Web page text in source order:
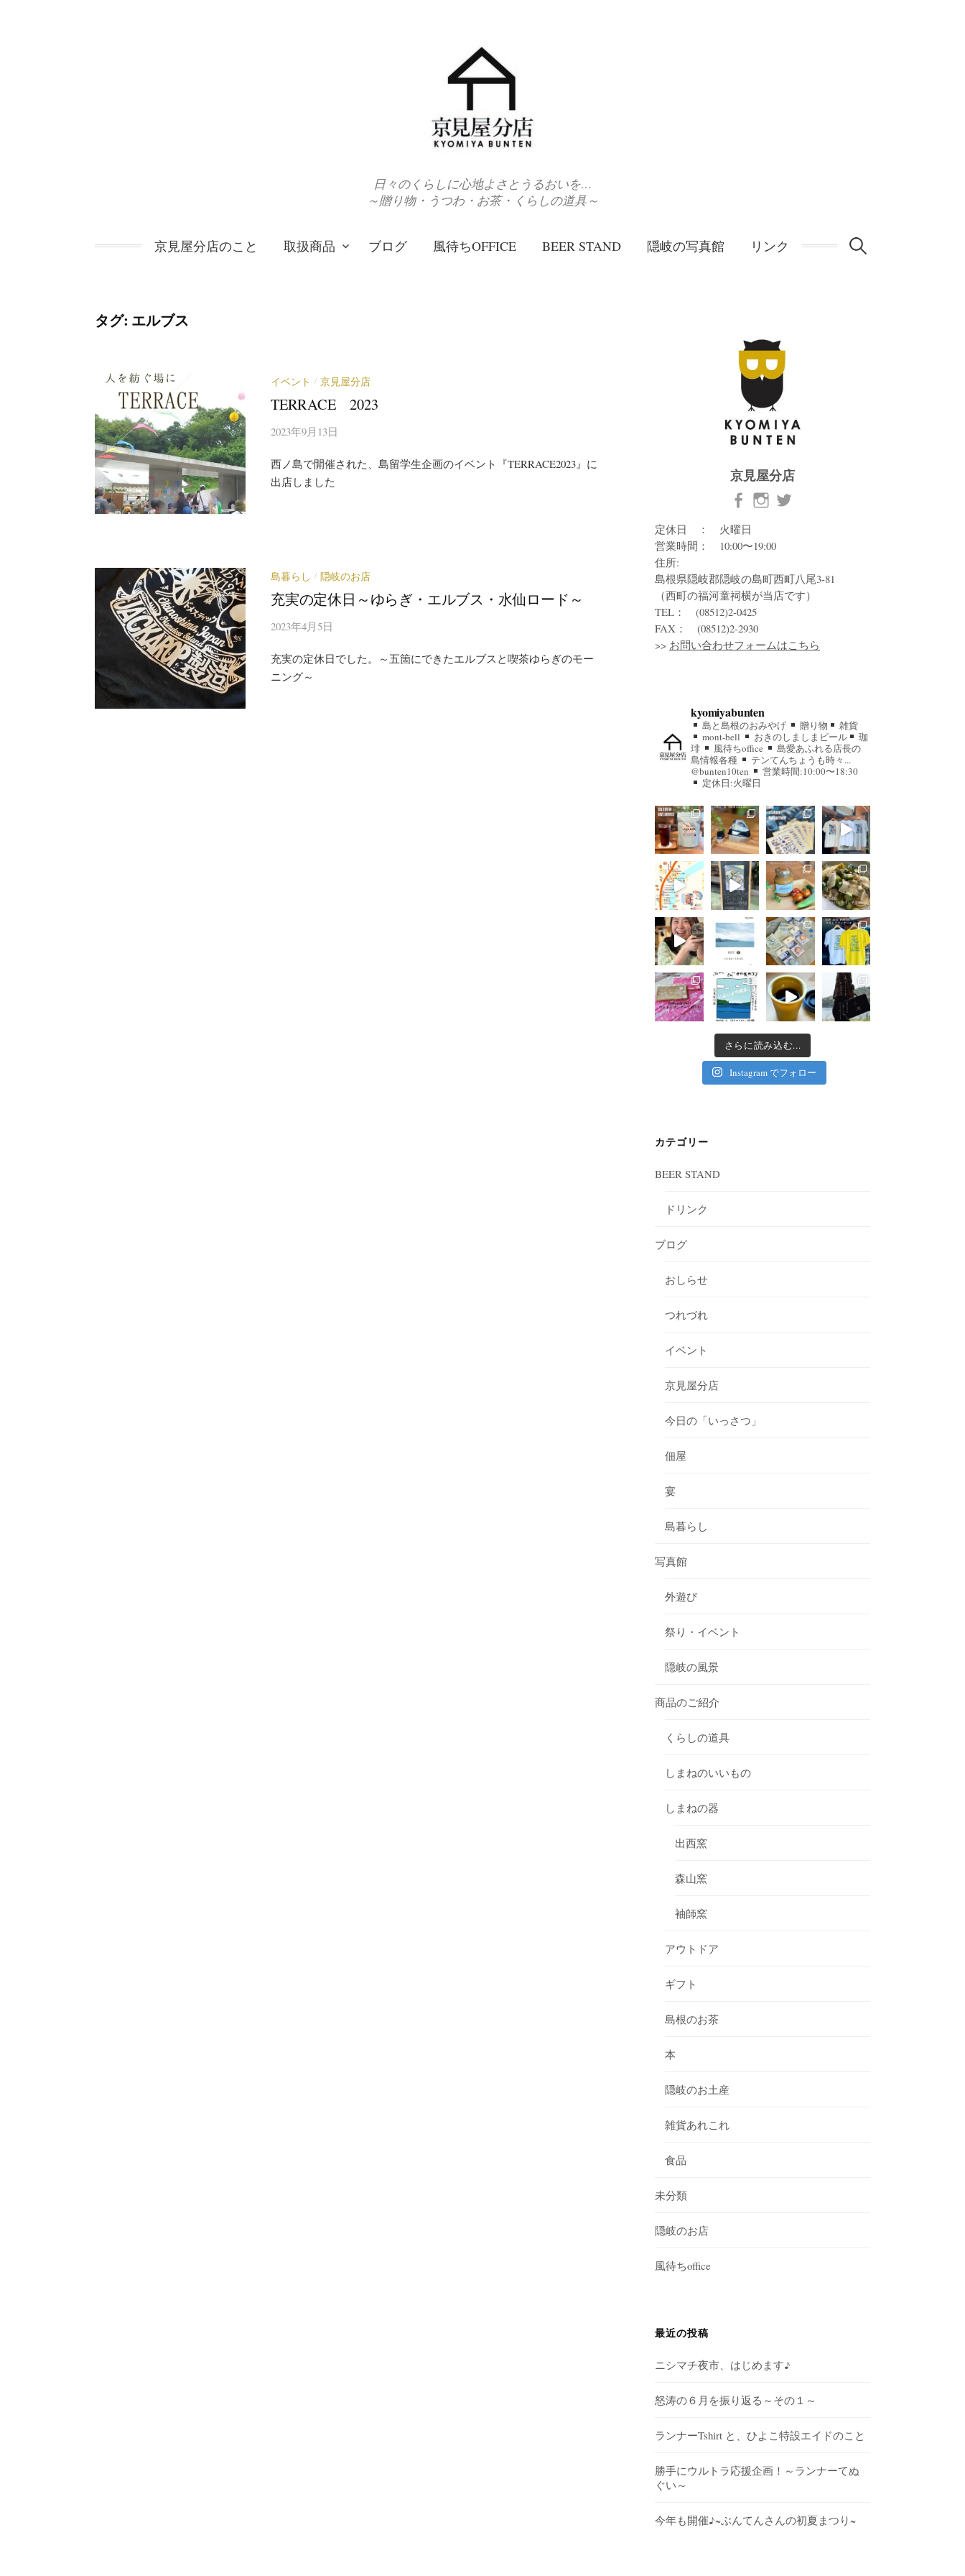
日々のくらしに心地よさとうるおいを…
～贈り物・うつわ・お茶・くらしの道具～
京見屋分店のこと 取扱商品 ブログ 風待ちOFFICE BEER STAND 隠岐の写真館 リンク 検
タグ: エルブス
イベント / 京見屋分店
TERRACE 2023
2023年9月13日
西ノ島で開催された、島留学生企画のイベント『TERRACE2023』に
出店しました
島暮らし / 隠岐のお店
充実の定休日～ゆらぎ・エルブス・水仙ロード～
2023年4月5日
充実の定休日でした。～五箇にできたエルブスと喫茶ゆらぎのモー
ニング～
京見屋分店
定休日 ： 火曜日
営業時間： 10:00〜19:00
住所:
島根県隠岐郡隠岐の島町西町八尾3-81
（西町の福河童祠横が当店です）
TEL： (08512)2-0425
FAX： (08512)2-2930
>> お問い合わせフォームはこちら
kyomiyabunten
島と島根のおみやげ 贈り物
雑貨
mont-bell
おきのしましまビール
珈
琲
風待ちoffice
島愛あふれる店長の
島情報各種
テンてんちょうも時々...
@bunten10ten
営業時間:10:00〜18:30
定休日:火曜日
さらに読み込む...
Instagram でフォロー
カテゴリー
BEER STAND
ドリンク
ブログ
おしらせ
つれづれ
イベント
京見屋分店
今日の「いっさつ」
佃屋
宴
島暮らし
写真館
外遊び
祭り・イベント
隠岐の風景
商品のご紹介
くらしの道具
しまねのいいもの
しまねの器
出西窯
森山窯
袖師窯
アウトドア
ギフト
島根のお茶
本
隠岐のお土産
雑貨あれこれ
食品
未分類
隠岐のお店
風待ちoffice
最近の投稿
ニシマチ夜市、はじめます♪
怒涛の６月を振り返る～その１～
ランナーTshirt と、ひよこ特設エイドのこと
勝手にウルトラ応援企画！～ランナーてぬ
ぐい～
今年も開催♪~ぶんてんさんの初夏まつり~